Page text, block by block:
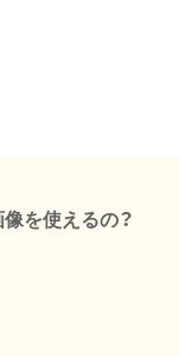
を使えるの？